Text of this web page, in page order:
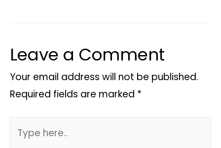
Leave a Comment
Your email address will not be published.
Required fields are marked *